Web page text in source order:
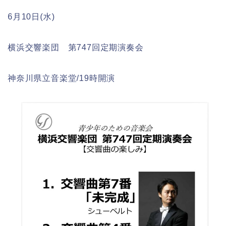
6月10日(水)
横浜交響楽団 第747回定期演奏会
神奈川県立音楽堂/19時開演